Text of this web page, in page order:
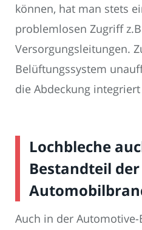
können, hat man stets
problemlosen Zugriff
Versorgungsleitungen.
Belüftungssystem
die Abdeckung
Lochbleche
Bestandteil der
Auch in der Automotive-